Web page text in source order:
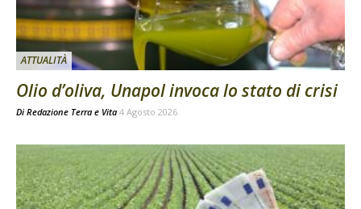
ATTUALITÀ
Olio d’oliva, Unapol invoca lo stato di crisi
Di Redazione Terra e Vita 4 Agosto 2026